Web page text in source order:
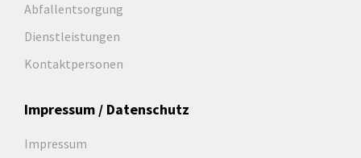
Abfallentsorgung
Dienstleistungen
Kontaktpersonen
Impressum / Datenschutz
Impressum